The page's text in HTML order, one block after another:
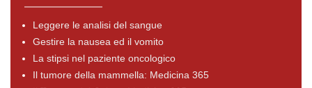
Leggere le analisi del sangue
Gestire la nausea ed il vomito
La stipsi nel paziente oncologico
Il tumore della mammella: Medicina 365